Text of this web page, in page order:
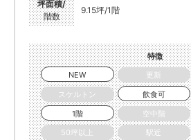
坪面積/
階数
9.15坪/1階
特徴
NEW
更新
スケルトン
飲食可
1階
空中階
50坪以上
駅近